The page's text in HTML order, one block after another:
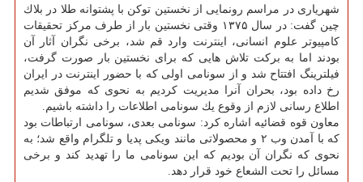
شهریاری در مراسم رونمایی از نخستین توكن با پشتوانه طلا در بلاك
چین گفت: در سال ۱۳۷۵ وقتی نخستین بار از طرف مركز تحقیقات
كامپیوتر علوم انسانی، اینترنت وارد قم شد، برخی نگران آثار آن
بودند اما به بركت تلاش هایی كه برای نخستین بار صورت گرفت،
فیلترینگ افتتاح شد و از سونامی اولی كه با حضور اینترنت در ایران
رخ داده بود، بحران آنرا مدیریت كردیم به نحوی كه موفق شدیم
اطلاع رسانی لازم از وقوع یك سونامی اطلاعات را داشته باشیم.
معاون قوه قضائیه اشاره كرد: سونامی بعدی، سونامی ارتباطات بود
كه با آمدن وب ۲ و محصولاتی مانند ویكی پدیا و تلگرام واقع شد؛ به
نحوی كه نگران آن بودیم كه این سونامی ما را تهدید كند و برخی
مسائل را تحت الشعاع خود قرار دهد.